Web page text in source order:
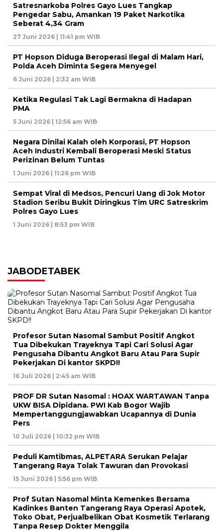
Satresnarkoba Polres Gayo Lues Tangkap
Pengedar Sabu, Amankan 19 Paket Narkotika
Seberat 4,34 Gram
27 Juni 2026 | 11:41 pm WIB
PT Hopson Diduga Beroperasi Ilegal di Malam Hari,
Polda Aceh Diminta Segera Menyegel
6 Juni 2026 | 2:32 am WIB
Ketika Regulasi Tak Lagi Bermakna di Hadapan
PMA
5 Juni 2026 | 12:56 am WIB
Negara Dinilai Kalah oleh Korporasi, PT Hopson
Aceh Industri Kembali Beroperasi Meski Status
Perizinan Belum Tuntas
1 Juni 2026 | 11:26 pm WIB
Sempat Viral di Medsos, Pencuri Uang di Jok Motor
Stadion Seribu Bukit Diringkus Tim URC Satreskrim
Polres Gayo Lues
1 Juni 2026 | 8:53 pm WIB
JABODETABEK
Profesor Sutan Nasomal Sambut Positif Angkot
Tua Dibekukan Trayeknya Tapi Cari Solusi Agar
Pengusaha Dibantu Angkot Baru Atau Para Supir
Pekerjakan Di kantor SKPD!!
16 Juli 2026 | 2:45 am WIB
PROF DR Sutan Nasomal : HOAX WARTAWAN Tanpa
UKW BISA Dipidana. PWI Kab Bogor Wajib
Mempertanggungjawabkan Ucapannya di Dunia
Pers
10 Juli 2026 | 10:32 pm WIB
Peduli Kamtibmas, ALPETARA Serukan Pelajar
Tangerang Raya Tolak Tawuran dan Provokasi
15 Juni 2026 | 5:56 pm WIB
Prof Sutan Nasomal Minta Kemenkes Bersama
Kadinkes Banten Tangerang Raya Operasi Apotek,
Toko Obat, Perjualbelikan Obat Kosmetik Terlarang
Tanpa Resep Dokter Menggila